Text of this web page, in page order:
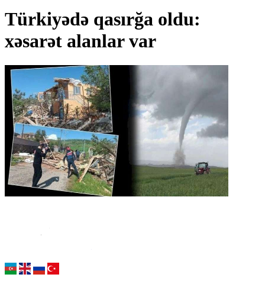
Türkiyədə qasırğa oldu:
xəsarət alanlar var